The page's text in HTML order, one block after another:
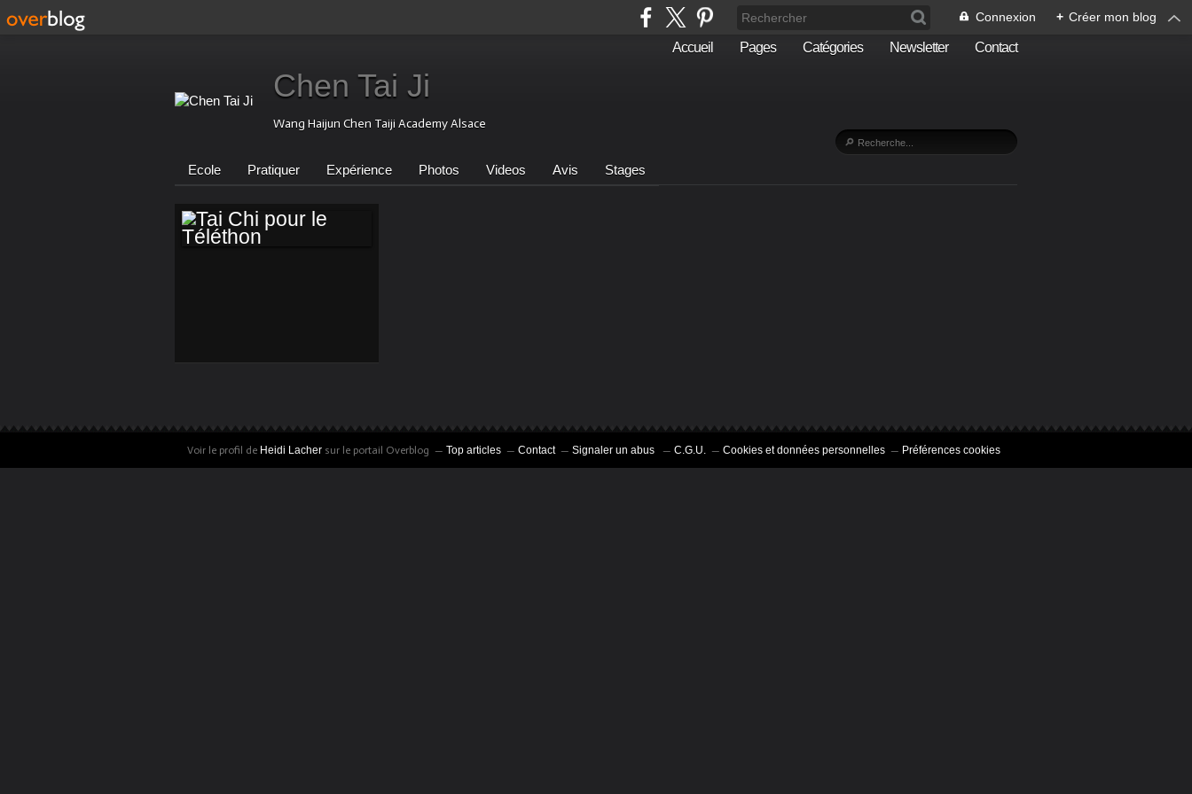
Connexion + Créer mon blog
Accueil Pages Catégories Newsletter Contact
Chen Tai Ji
Wang Haijun Chen Taiji Academy Alsace
Ecole Pratiquer Expérience Photos Videos Avis Stages
Voir le profil de Heidi Lachersur le portail Overblog Top articles Contact Signaler un abus C.G.U. Cookies et données personnelles Préférences cookies